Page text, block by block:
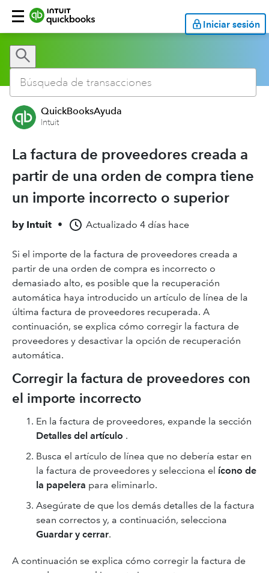
Iniciar sesión
QuickBooksAyuda
Intuit
La factura de proveedores creada a
partir de una orden de compra tiene
un importe incorrecto o superior
by Intuit • Actualizado 4 días hace
Si el importe de la factura de proveedores creada a
partir de una orden de compra es incorrecto o
demasiado alto, es posible que la recuperación
automática haya introducido un artículo de línea de la
última factura de proveedores recuperada. A
continuación, se explica cómo corregir la factura de
proveedores y desactivar la opción de recuperación
automática.
Corregir la factura de proveedores con
el importe incorrecto
En la factura de proveedores, expande la sección
Detalles del artículo .
Busca el artículo de línea que no debería estar en
la factura de proveedores y selecciona el ícono de
la papelera para eliminarlo.
Asegúrate de que los demás detalles de la factura
sean correctos y, a continuación, selecciona
Guardar y cerrar.
A continuación se explica cómo corregir la factura de